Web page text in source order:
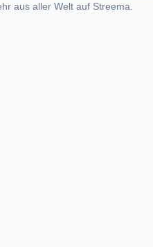
aus aller Welt auf Streema.